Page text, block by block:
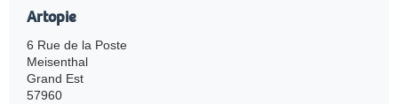
Artopie
6 Rue de la Poste
Meisenthal
Grand Est
57960